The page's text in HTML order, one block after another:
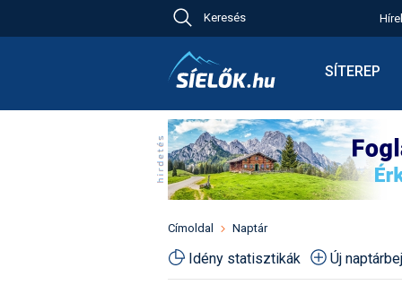
Keresés
SÍTEREP
Síbérletárak
Toplista
Havazás
Címoldal Naptár
Idény statisztikák Új